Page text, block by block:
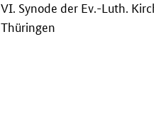
VI. Synode der Ev.-Luth.
Thüringen